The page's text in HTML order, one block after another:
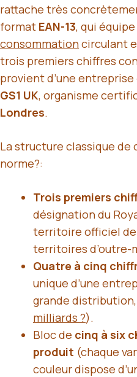
rattache très
format EAN-13, qui
consommationcirculant
trois premiers chiffres
provient d’une
GS1 UK, organisme
Londres.
La structure classique de
norme?:
Trois premiers
désignation du
territoire officiel
territoires d’outre-
Quatre à cinq
unique d’une
grande distribution,
milliards ?).
Bloc de cinq à six
produit (chaque
couleur dispose